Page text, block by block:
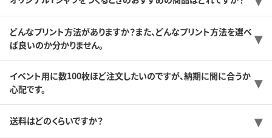
どんなプリント方法がありますか？また、どんなプリント方法を選べ
ば良いのか分かりません。
イベント用に数100枚ほど注文したいのですが、納期に間に合うか
心配です。
送料はどのくらいですか？